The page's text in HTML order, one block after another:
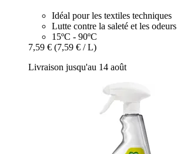
Idéal pour les textiles techniques
Lutte contre la saleté et les odeurs
15ºC - 90ºC
7,59 € (7,59 € / L)
Livraison jusqu'au 14 août